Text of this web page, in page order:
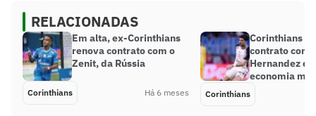
RELACIONADAS
Em alta, ex-Corinthians
renova contrato com o
Zenit, da Rússia
Corinthians Há 6 meses
Corinthians
contrato com
Hernandez e
economia
Corinthians